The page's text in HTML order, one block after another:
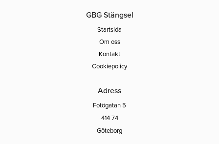
GBG Stängsel
Startsida
Om oss
Kontakt
Cookiepolicy
Adress
Fotögatan 5
414 74
Göteborg